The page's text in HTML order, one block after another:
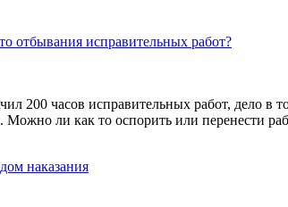
отбывания исправительных работ?
200 часов исправительных работ, дело в
Можно ли как то оспорить или
наказания